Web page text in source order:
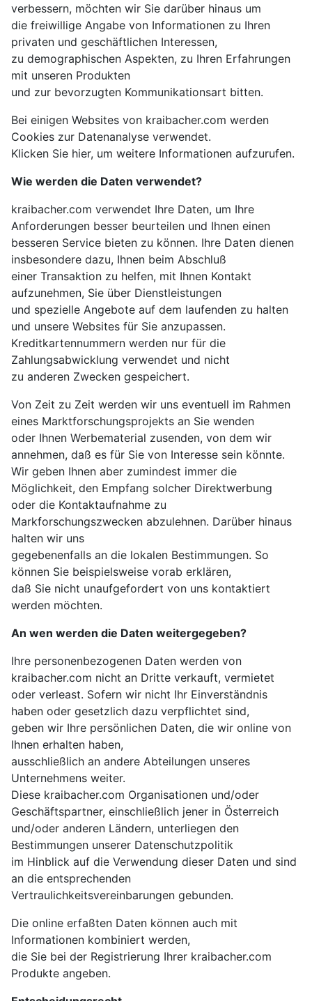
verbessern, möchten wir Sie darüber hinaus um
die freiwillige Angabe von Informationen zu Ihren
privaten und geschäftlichen Interessen,
zu demographischen Aspekten, zu Ihren Erfahrungen
mit unseren Produkten
und zur bevorzugten Kommunikationsart bitten.
Bei einigen Websites von kraibacher.com werden
Cookies zur Datenanalyse verwendet.
Klicken Sie hier, um weitere Informationen aufzurufen.
Wie werden die Daten verwendet?
kraibacher.com verwendet Ihre Daten, um Ihre
Anforderungen besser beurteilen und Ihnen einen
besseren Service bieten zu können. Ihre Daten dienen
insbesondere dazu, Ihnen beim Abschluß
einer Transaktion zu helfen, mit Ihnen Kontakt
aufzunehmen, Sie über Dienstleistungen
und spezielle Angebote auf dem laufenden zu halten
und unsere Websites für Sie anzupassen.
Kreditkartennummern werden nur für die
Zahlungsabwicklung verwendet und nicht
zu anderen Zwecken gespeichert.
Von Zeit zu Zeit werden wir uns eventuell im Rahmen
eines Marktforschungsprojekts an Sie wenden
oder Ihnen Werbematerial zusenden, von dem wir
annehmen, daß es für Sie von Interesse sein könnte.
Wir geben Ihnen aber zumindest immer die
Möglichkeit, den Empfang solcher Direktwerbung
oder die Kontaktaufnahme zu
Markforschungszwecken abzulehnen. Darüber hinaus
halten wir uns
gegebenenfalls an die lokalen Bestimmungen. So
können Sie beispielsweise vorab erklären,
daß Sie nicht unaufgefordert von uns kontaktiert
werden möchten.
An wen werden die Daten weitergegeben?
Ihre personenbezogenen Daten werden von
kraibacher.com nicht an Dritte verkauft, vermietet
oder verleast. Sofern wir nicht Ihr Einverständnis
haben oder gesetzlich dazu verpflichtet sind,
geben wir Ihre persönlichen Daten, die wir online von
Ihnen erhalten haben,
ausschließlich an andere Abteilungen unseres
Unternehmens weiter.
Diese kraibacher.com Organisationen und/oder
Geschäftspartner, einschließlich jener in Österreich
und/oder anderen Ländern, unterliegen den
Bestimmungen unserer Datenschutzpolitik
im Hinblick auf die Verwendung dieser Daten und sind
an die entsprechenden
Vertraulichkeitsvereinbarungen gebunden.
Die online erfaßten Daten können auch mit
Informationen kombiniert werden,
die Sie bei der Registrierung Ihrer kraibacher.com
Produkte angeben.